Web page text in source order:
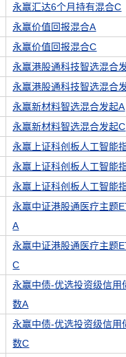
永赢汇达6个月持有混合C
永赢价值回报混合A
永赢价值回报混合C
永赢港股通科技智选混合
永赢港股通科技智选混合
永赢新材料智选混合发起A
永赢新材料智选混合发起C
永赢上证科创板人工智能
永赢上证科创板人工智能
永赢上证科创板人工智能
永赢中证港股通医疗主题
A
永赢中证港股通医疗主题
C
永赢中债-优选投资级信用
数A
永赢中债-优选投资级信用
数C